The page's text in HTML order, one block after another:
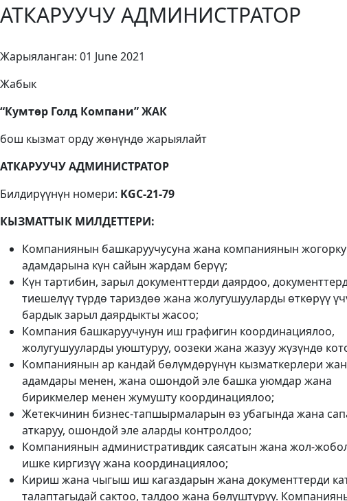
АТКАРУУЧУ АДМИНИСТРАТОР
Жарыяланган: 01 June 2021
Жабык
“Кумтөр Голд Компани” ЖАК
бош кызмат орду жөнүндө жарыялайт
АТКАРУУЧУ АДМИНИСТРАТОР
Билдирүүнүн номери: KGC-21-79
КЫЗМАТТЫК МИЛДЕТТЕРИ:
Компаниянын башкаруучусуна жана компаниянын
адамдарына күн сайын жардам берүү;
Күн тартибин, зарыл документтерди даярдоо,
тиешелүү түрдө тариздөө жана жолугушууларды өткөрүү
бардык зарыл даярдыкты жасоо;
Компания башкаруучунун иш графигин координациялоо,
жолугушууларды уюштуруу, оозеки жана жазуу жүзүндө
Компаниянын ар кандай бөлүмдөрүнүн кызматкерлери
адамдары менен, жана ошондой эле башка уюмдар жана
бирикмелер менен жумушту координациялоо;
Жетекчинин бизнес-тапшырмаларын өз убагында жана
аткаруу, ошондой эле аларды контролдоо;
Компаниянын административдик саясатын жана жол-
ишке киргизүү жана координациялоо;
Кириш жана чыгыш иш кагаздарын жана документтерди
талаптагыдай сактоо, талдоо жана бөлүштүрүү.